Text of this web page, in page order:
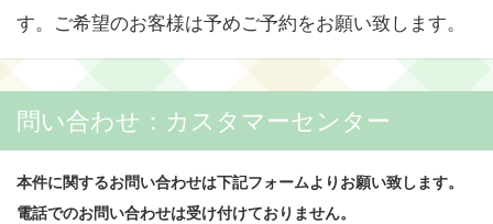
す。ご希望のお客様は予めご予約をお願い致します。
問い合わせ：カスタマーセンター
本件に関するお問い合わせは下記フォームよりお願い致します。
電話でのお問い合わせは受け付けておりません。